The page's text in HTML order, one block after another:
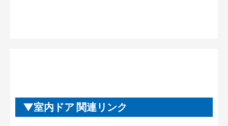
室内ドア 関連リンク